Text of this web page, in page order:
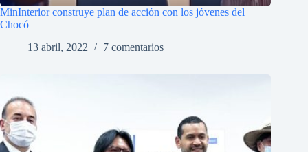
MinInterior construye plan de acción con los jóvenes del
Chocó
13 abril, 2022
7 comentarios